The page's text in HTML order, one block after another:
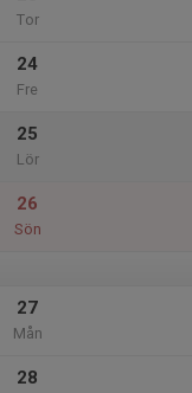
Tor
24
Fre
25
Lör
26
Sön
27
Mån
28